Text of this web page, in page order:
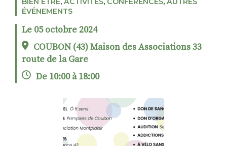
ROSÉE DE MAI
S'INSCRIRE À LA NEWSLETTER
FACEBOOKINSTAGRAMLINKEDINYOUTUBE
ÉVÉNEMENTS
Le 05 octobre 2024
COUBON (43) Maison des Associations 33
route de la Gare
De 10:00 à 18:00